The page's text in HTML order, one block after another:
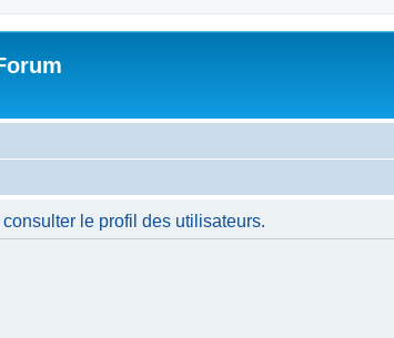
le profil des utilisateurs.